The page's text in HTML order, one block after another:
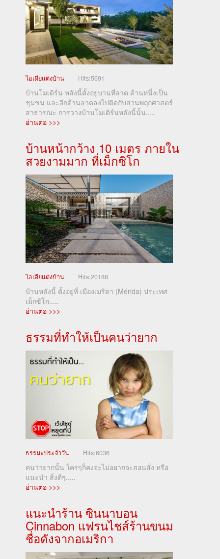
ไอเดียแต่งบ้าน Hits:5691
บ้านโมเดิร์น หลังนี้ตั้งอยู่บานที่ลาด ด้านหนึ่งเป็น
ชุมชน และอีกด้านลาดลงไปติดกับสวนพฤกศาสตร์
สาธารณะ การวางบ้านโมเดิร์นหลังนี้นั้น.....
อ่านต่อ >>>
บ้านหน้ากว้าง 10 เมตร ภายใน
สวยงามมาก ที่เม็กซิโก
ไอเดียแต่งบ้าน Hits:20188
บ้านหลังนี้ ตั้งอยู่ที่ เมืองเมริดา (Mérida) ประเทศ
เม็กซิโก.....
อ่านต่อ >>>
ธรรมที่ทำให้เป็นคนว่ายาก
ธรรมะประจำวัน Hits:6036
คนว่ายากนั้น ใครๆก็คงจะไม่อยากจะสอนสั่ง หรือ
แนะนำ สิ่งดีๆ.....
อ่านต่อ >>>
แนะนำร้าน ซินนาบอน
Cinnabon แฟรนไชส์ร้านขนม
ชื่อดังจากอเมริกา